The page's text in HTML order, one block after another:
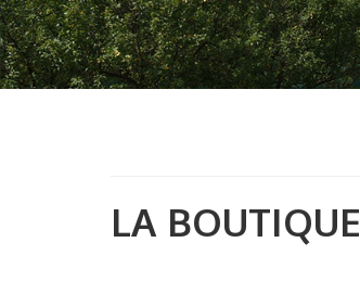
LA BOUTIQUE